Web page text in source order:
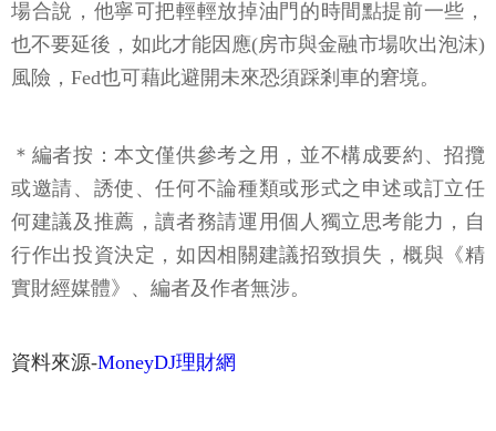
場合說，他寧可把輕輕放掉油門的時間點提前一些，
也不要延後，如此才能因應(房市與金融市場吹出泡沫)
風險，Fed也可藉此避開未來恐須踩剎車的窘境。
＊編者按：本文僅供參考之用，並不構成要約、招攬
或邀請、誘使、任何不論種類或形式之申述或訂立任
何建議及推薦，讀者務請運用個人獨立思考能力，自
行作出投資決定，如因相關建議招致損失，概與《精
實財經媒體》、編者及作者無涉。
資料來源-MoneyDJ理財網